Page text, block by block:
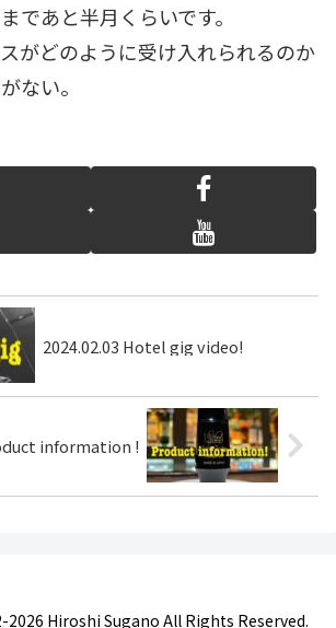
であと半月くらいです。
がどのように受け入れられるのか
ない。
2024.02.03 Hotel gig video!
information !
Hiroshi Sugano All Rights Reserved.